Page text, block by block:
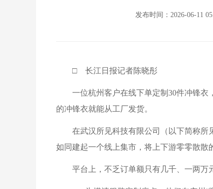
发布时间：2026-06-11
□ 长江日报记者陈晓彤
一位杭州客户在线下单定制30件冲锋
的冲锋衣就能从工厂发货。
在武汉所见科技有限公司（以下简称所
如同建起一个线上集市，将上下游零零散散
平台上，不乏订单额只有几千、一两万